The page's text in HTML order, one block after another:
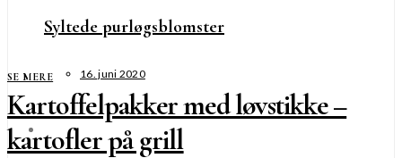
Syltede purløgsblomster
16. juni 2020
SE MERE
Kartoffelpakker med løvstikke –
kartofler på grill